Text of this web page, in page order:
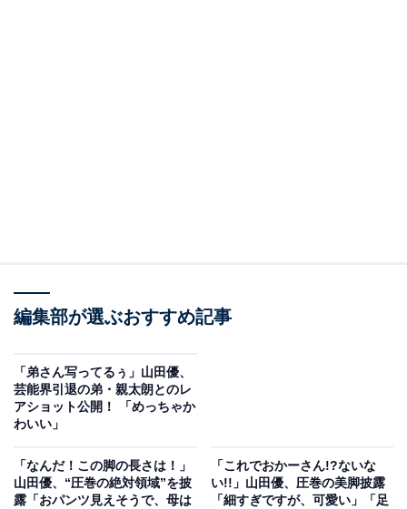
編集部が選ぶおすすめ記事
「弟さん写ってるぅ」山田優、
芸能界引退の弟・親太朗とのレ
アショット公開！ 「めっちゃか
わいい」
「なんだ！この脚の長さは！」
山田優、“圧巻の絶対領域”を披
露「おパンツ見えそうで、母は
「これでおかーさん!?ないな
い!!」山田優、圧巻の美脚披露
「細すぎですが、可愛い」「足